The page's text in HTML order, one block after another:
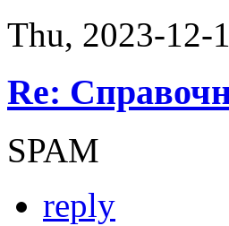
Thu, 2023-
Re:
SPAM
reply